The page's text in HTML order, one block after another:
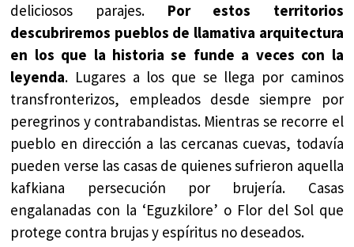
deliciosos parajes. Por estos territorios
descubriremos pueblos de llamativa arquitectura
en los que la historia se funde a veces con la
leyenda. Lugares a los que se llega por caminos
transfronterizos, empleados desde siempre por
peregrinos y contrabandistas. Mientras se recorre el
pueblo en dirección a las cercanas cuevas, todavía
pueden verse las casas de quienes sufrieron aquella
kafkiana persecución por brujería. Casas
engalanadas con la ‘Eguzkilore’ o Flor del Sol que
protege contra brujas y espíritus no deseados.